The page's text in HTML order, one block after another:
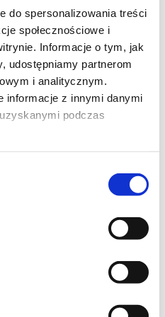
do spersonalizowania treści
społecznościowe i
Informacje o tym, jak
udostępniamy partnerom
i analitycznym.
informacje z innymi danymi
podczas
a tlačidláSchodiskové
žalúziíStmievače
teplotyUSB nabíjačky
Zásuvky
Multifunkční zostavyOptické
zásuvkyZostavy:
rámčekyDoplňujúce výrobky
Original (+ príslušenstvo k
Simon 82 Detail Select (+
IP44Ovládanie žalúzií
Stmievače
USB nabíjačkyElektrické
Osvetlenie
signalizačné s displejom
Premium (+ príslušenstvo k
Ovládane